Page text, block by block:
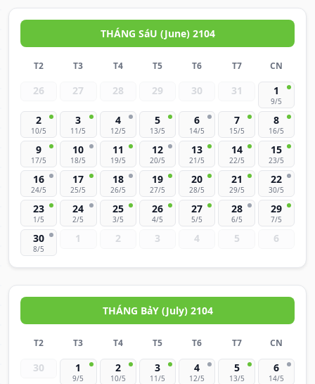
THÁNG SáU (June) 2104
T2 T3 T4 T5 T6 T7 CN
26 27 28 29 30 31 1
9/5
2
10/5
3
11/5
4
12/5
5
13/5
6
14/5
7
15/5
8
16/5
9
17/5
10
18/5
11
19/5
12
20/5
13
21/5
14
22/5
15
23/5
16
24/5
17
25/5
18
26/5
19
27/5
20
28/5
21
29/5
22
30/5
23
1/5
24
2/5
25
3/5
26
4/5
27
5/5
28
6/5
29
7/5
30
8/5
1 2 3 4 5 6
THÁNG BảY (July) 2104
T2 T3 T4 T5 T6 T7 CN
30 1
9/5
2
10/5
3
11/5
4
12/5
5
13/5
6
14/5